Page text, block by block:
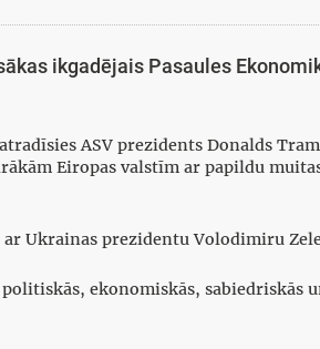
ikgadējais Pasaules
ASV prezidents Donalds
Eiropas valstīm ar papildu
Ukrainas prezidentu Volodimiru
ekonomiskās, sabiedriskās